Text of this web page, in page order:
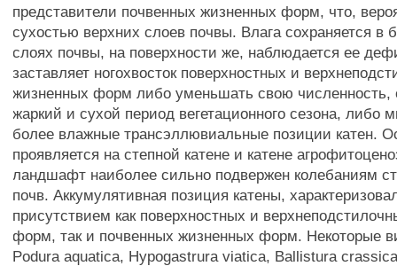
представители почвенных жизненных форм, что,
сухостью верхних слоев почвы. Влага сохраняется в
слоях почвы, на поверхности же, наблюдается ее
заставляет ногохвосток поверхностных и
жизненных форм либо уменьшать свою численность,
жаркий и сухой период вегетационного сезона, либо
более влажные трансэллювиальные позиции катен.
проявляется на степной катене и катене
ландшафт наиболее сильно подвержен колебаниям
почв. Аккумулятивная позиция катены,
присутствием как поверхностных и
форм, так и почвенных жизненных форм. Некоторые
Podura aquatica, Hypogastrura viatica, Ballistura